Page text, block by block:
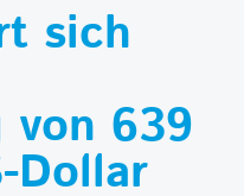
sich
von 639
Dollar